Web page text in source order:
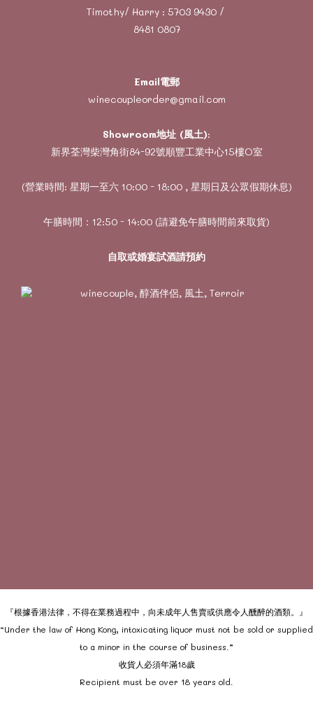
Timothy/ Harry : 5703 9430/
8481 0807
Email電郵
winecoupleorder@gmail.com
Showroom地址 (風土):
新界荃灣柴灣角街84-92號順豐工業中心15樓O室
(營業時間: 星期一至六 10:00 - 18:00 , 星期日及公眾假期休息)
午膳時間：12:50 - 14:00 (請避免午膳時間前來取貨)
自取或婚宴試酒請預約
『根據香港法律，不得在業務過程中，向未成年人售賣或供應令人醺醉的酒類。』
“Under the law of Hong Kong, intoxicating liquor must not be sold or supplied
to a minor in the course of business.”
收貨人必須年滿18歲
Recipient must be over 18 years old.